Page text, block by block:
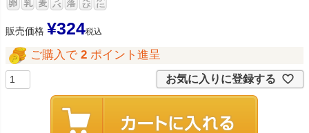
販売価格 ¥324税込
ご購入で 2 ポイント進呈
お気に入りに登録する